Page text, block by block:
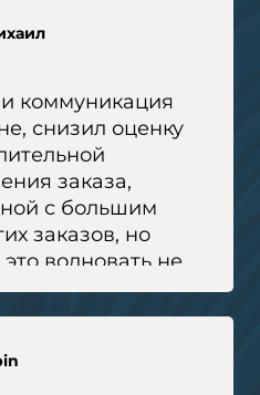
сбавлять
коммуникация
снизил оценку
заказа,
с большим
заказов, но
волновать не
Сергей
справились с